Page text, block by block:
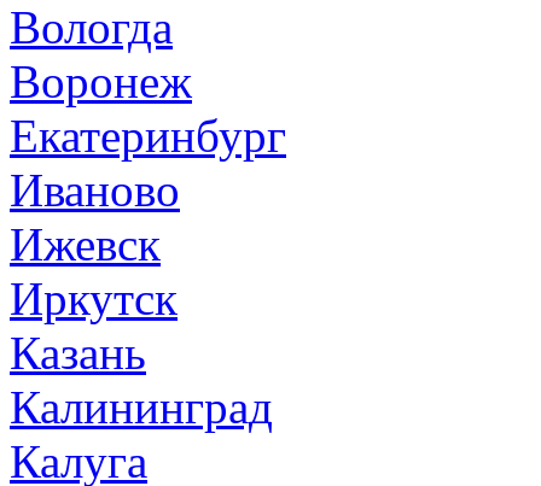
Вологда
Воронеж
Екатеринбург
Иваново
Ижевск
Иркутск
Казань
Калининград
Калуга